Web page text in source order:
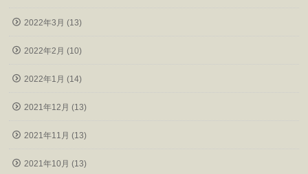
2022年3月 (13)
2022年2月 (10)
2022年1月 (14)
2021年12月 (13)
2021年11月 (13)
2021年10月 (13)